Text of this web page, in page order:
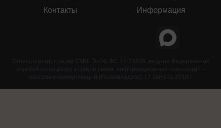
Контакты
Информация
Запись о регистрации СМИ: Эл № ФС 77-73438, выдано Федеральной
службой по надзору в сфере связи, информационных технологий и
массовых коммуникаций (Роскомнадзор) 17 августа 2018 г.